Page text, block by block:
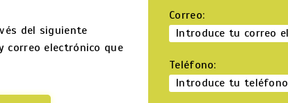
del siguiente
electrónico que
Correo:
Teléfono: